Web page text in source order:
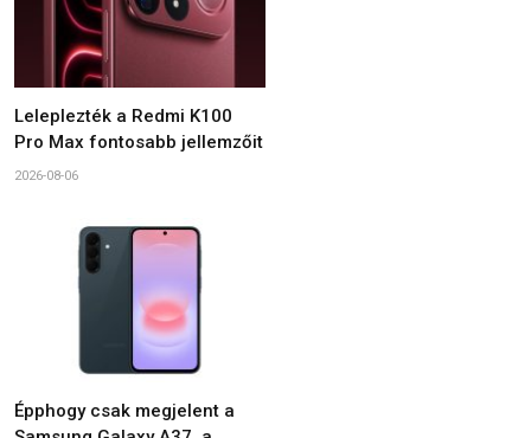
Leleplezték a Redmi K100
Pro Max fontosabb jellemzőit
2026-08-06
Épphogy csak megjelent a